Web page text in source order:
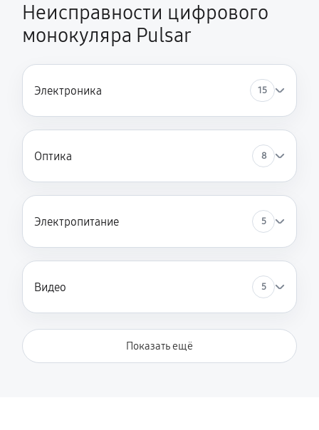
Замена разъема зарядки
Ремонт системы стабилизации изображения
Неисправности цифрового
монокуляра Pulsar
Электроника 15
Оптика 8
Электропитание 5
Видео 5
Показать ещё